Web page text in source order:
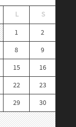
L
S
1
2
8
9
15
16
22
23
29
30